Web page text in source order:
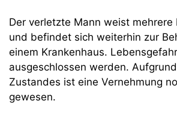
Der verletzte Mann weist
und befindet sich weiterhin zur
einem Krankenhaus.
ausgeschlossen werden.
Zustandes ist eine Vernehmung
gewesen.